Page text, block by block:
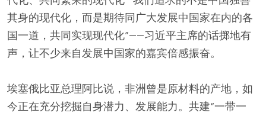
其身的现代化，而是期待同广大发展中国家在内的各
国一道，共同实现现代化”——习近平主席的话掷地有
声，让不少来自发展中国家的嘉宾倍感振奋。
埃塞俄比亚总理阿比说，非洲曾是原材料的产地，如
今正在充分挖掘自身潜力、发展能力。共建“一带一